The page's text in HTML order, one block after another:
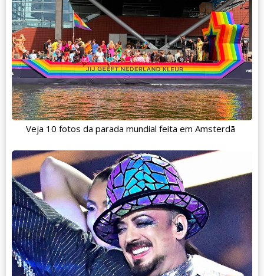
Veja 10 fotos da parada mundial feita em Amsterdã